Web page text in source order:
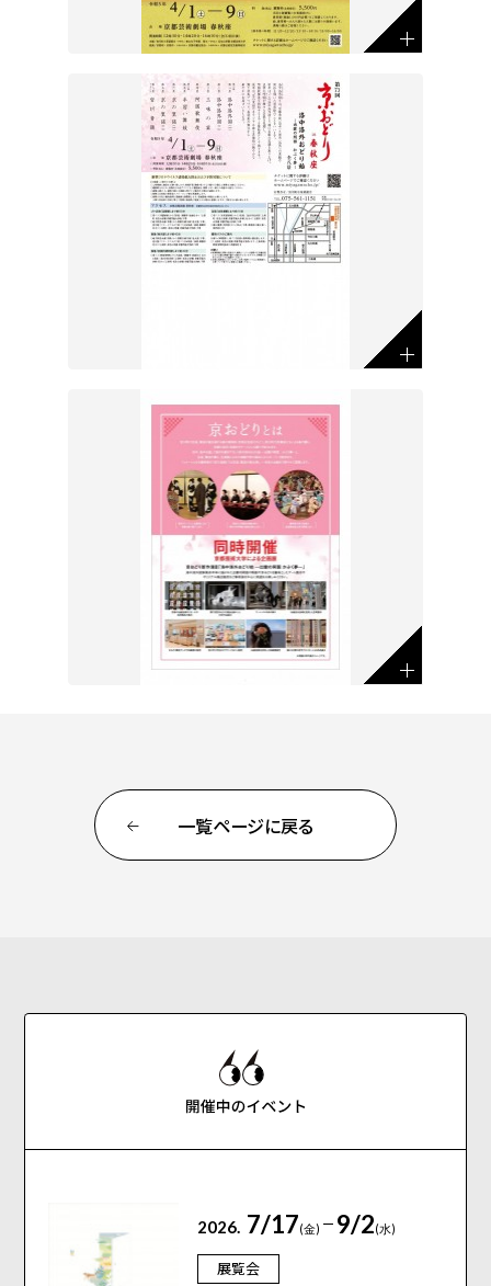
一覧ページに戻る
2026. 7/17(金) 9/2(水)
展覧会